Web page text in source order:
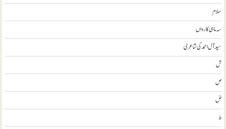
سلام
سہ ماہی کارواں
سيد آل احمد کی شاعری
ش
ص
ض
ط